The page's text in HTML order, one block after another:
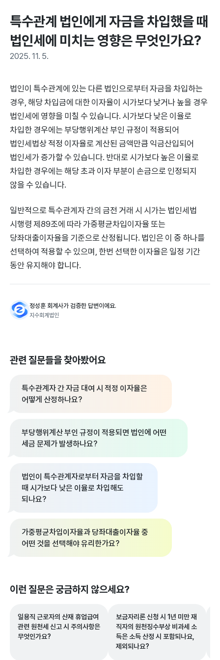
특수관계 법인에게 자금을 차입했을 때
법인세에 미치는 영향은 무엇인가요?
2025. 11. 5.
법인이 특수관계에 있는 다른 법인으로부터 자금을 차입하는
경우, 해당 차입금에 대한 이자율이 시가보다 낮거나 높을 경우
법인세에 영향을 미칠 수 있습니다. 시가보다 낮은 이율로
차입한 경우에는 부당행위계산 부인 규정이 적용되어
법인세법상 적정 이자율로 계산된 금액만큼 익금산입되어
법인세가 증가할 수 있습니다. 반대로 시가보다 높은 이율로
차입한 경우에는 해당 초과 이자 부분이 손금으로 인정되지
않을 수 있습니다.
일반적으로 특수관계자 간의 금전 거래 시 시가는 법인세법
시행령 제89조에 따라 가중평균차입이자율 또는
당좌대출이자율을 기준으로 산정됩니다. 법인은 이 중 하나를
선택하여 적용할 수 있으며, 한번 선택한 이자율은 일정 기간
동안 유지해야 합니다.
정성훈 회계사가 검증한 답변이에요.
지수회계법인
관련 질문들을 찾아봤어요
특수관계자 간 자금 대여 시 적정 이자율은
어떻게 산정하나요?
부당행위계산 부인 규정이 적용되면 법인에 어떤
세금 문제가 발생하나요?
법인이 특수관계자로부터 자금을 차입할
때 시가보다 낮은 이율로 차입해도
되나요?
가중평균차입이자율과 당좌대출이자율 중
어떤 것을 선택해야 유리한가요?
이런 질문은 궁금하지 않으세요?
일용직 근로자의 산재 휴업급여
관련 원천세 신고 시 주의사항은
무엇인가요?
보금자리론 신청 시 1년 미만 재
직자의 원천징수부상 비과세 소
득은 소득 산정 시 포함되나요,
제외되나요?